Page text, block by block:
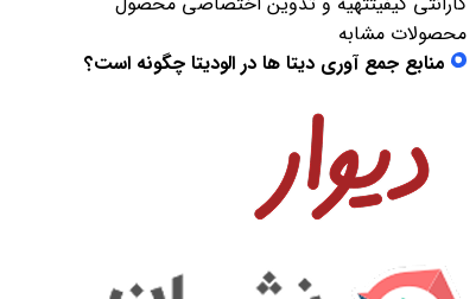
محصولات مشابه
منابع جمع آوری دیتا ها در الودیتا چگونه است؟